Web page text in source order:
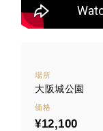
場所
大阪城公園
価格
¥12,100